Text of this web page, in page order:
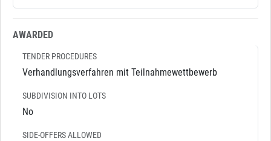
AWARDED
TENDER PROCEDURES
Verhandlungsverfahren mit Teilnahmewettbewerb
SUBDIVISION INTO LOTS
No
SIDE-OFFERS ALLOWED